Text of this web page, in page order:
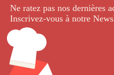
Ne ratez pas nos dernières
Inscrivez-vous à notre